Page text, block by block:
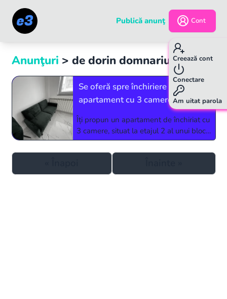
Publică anunţ Cont
Creează cont
Conectare
Am uitat parola
Anunţuri > dedorin domnariu p.1/1
Se oferă spre închiriere un
apartament cu 3 camere în
Îți propun un apartament de închiriat cu
3 camere, situat la etajul 2 al unui bloc
cu 4 etaje. Proprietatea are o suprafață
de 56 mp și este în stare gata de